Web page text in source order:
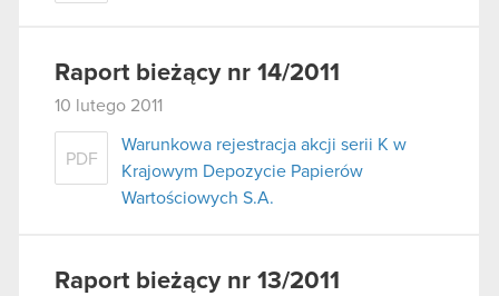
Raport bieżący nr 14/2011
10 lutego 2011
PDF
Warunkowa rejestracja akcji serii K w
Krajowym Depozycie Papierów
Wartościowych S.A.
Raport bieżący nr 13/2011